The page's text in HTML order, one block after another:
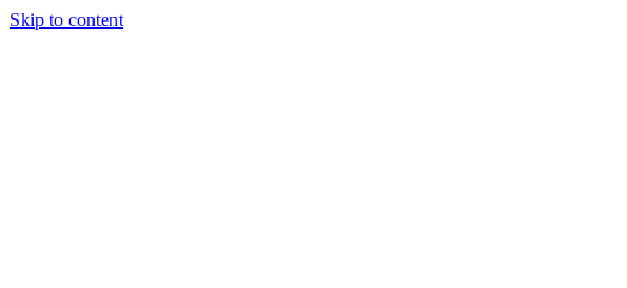
Skip to content